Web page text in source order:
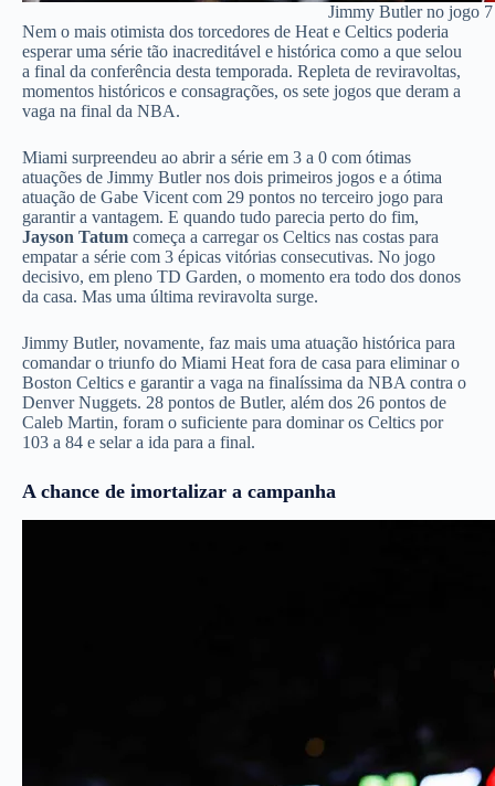
Jimmy Butler no jogo
Nem o mais otimista dos torcedores de Heat e Celtics poderia
esperar uma série tão inacreditável e histórica como a que selou
a final da conferência desta temporada. Repleta de reviravoltas,
momentos históricos e consagrações, os sete jogos que deram a
vaga na final da NBA.
Miami surpreendeu ao abrir a série em 3 a 0 com ótimas
atuações de Jimmy Butler nos dois primeiros jogos e a ótima
atuação de Gabe Vicent com 29 pontos no terceiro jogo para
garantir a vantagem. E quando tudo parecia perto do fim,
Jayson Tatum começa a carregar os Celtics nas costas para
empatar a série com 3 épicas vitórias consecutivas. No jogo
decisivo, em pleno TD Garden, o momento era todo dos donos
da casa. Mas uma última reviravolta surge.
Jimmy Butler, novamente, faz mais uma atuação histórica para
comandar o triunfo do Miami Heat fora de casa para eliminar o
Boston Celtics e garantir a vaga na finalíssima da NBA contra o
Denver Nuggets. 28 pontos de Butler, além dos 26 pontos de
Caleb Martin, foram o suficiente para dominar os Celtics por
103 a 84 e selar a ida para a final.
A chance de imortalizar a campanha